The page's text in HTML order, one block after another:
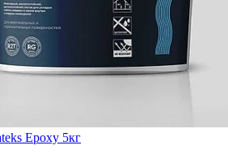
Epoxy 5кг